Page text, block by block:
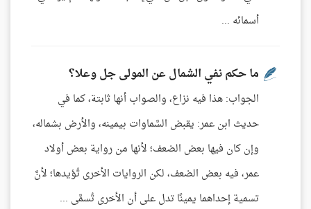
أسمائه ...
ما حكم نفي الشمال عن المولى جل وعلا؟
الجواب: هذا فيه نزاع، والصواب أنها ثابتة، كما في
حديث ابن عمر: يقبض السَّماوات بيمينه، والأرض بشماله،
وإن كان فيها بعض الضعف؛ لأنها من رواية بعض أولاد
عمر، فيه بعض الضعف، لكن الروايات الأخرى تُؤيدها؛ لأنَّ
تسمية إحداهما يمينًا تدل على أن الأخرى تُسمَّى ...